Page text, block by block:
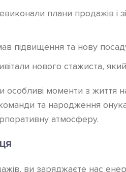
плани продажів і
підвищення та нову
нового стажиста,
особливі моменти з
та народження онука
атмосферу.
ви заряджаєте нас